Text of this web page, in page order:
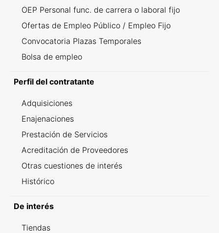
OEP Personal func. de carrera o laboral fijo
Ofertas de Empleo Público / Empleo Fijo
Convocatoria Plazas Temporales
Bolsa de empleo
Perfil del contratante
Adquisiciones
Enajenaciones
Prestación de Servicios
Acreditación de Proveedores
Otras cuestiones de interés
Histórico
De interés
Tiendas